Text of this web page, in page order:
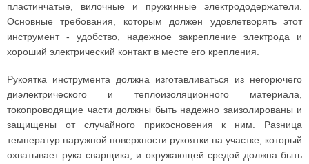
пластинчатые, вилочные и пружинные электрододержатели.
Основные требования, которым должен удовлетворять этот
инструмент - удобство, надежное закрепление электрода и
хороший электрический контакт в месте его крепления.
Рукоятка инструмента должна изготавливаться из негорючего
диэлектрического и теплоизоляционного материала,
токопроводящие части должны быть надежно заизолированы и
защищены от случайного прикосновения к ним. Разница
температур наружной поверхности рукоятки на участке, который
охватывает рука сварщика, и окружающей средой должна быть